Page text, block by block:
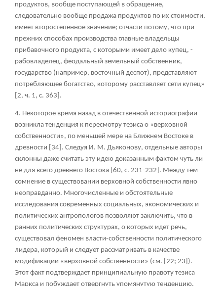
продуктов, вообще поступающей в обращение,
следовательно вообще продажа продуктов по их стоимости,
имеет второстепенное значение; отчасти потому, что при
прежних способах производства главные владельцы
прибавочного продукта, с которыми имеет дело купец, -
рабовладелец, феодальный земельный собственник,
государство (например, восточный деспот), представляют
потребляющее богатство, которому расставляет сети купец»
[2, ч. 1, с. 363].
4. Некоторое время назад в отечественной историографии
возникла тенденция к пересмотру тезиса о «верховной
собственности», по меньшей мере на Ближнем Востоке в
древности [34]. Следуя И. М. Дьяконову, отдельные авторы
склонны даже считать эту идею доказанным фактом чуть ли
не для всего древнего Востока [60, с. 231-232]. Между тем
сомнение в существовании верховной собственности явно
неоправданно. Многочисленные и обстоятельные
исследования современных социальных, экономических и
политических антропологов позволяют заключить, что в
ранних политических структурах, о которых идет речь,
существовал феномен власти-собственности политического
лидера, который и следует рассматривать в качестве
модификации «верховной собственности» (см. [22; 23]).
Этот факт подтверждает принципиальную правоту тезиса
Маркса и побуждает отвергнуть упомянутую тенденцию.